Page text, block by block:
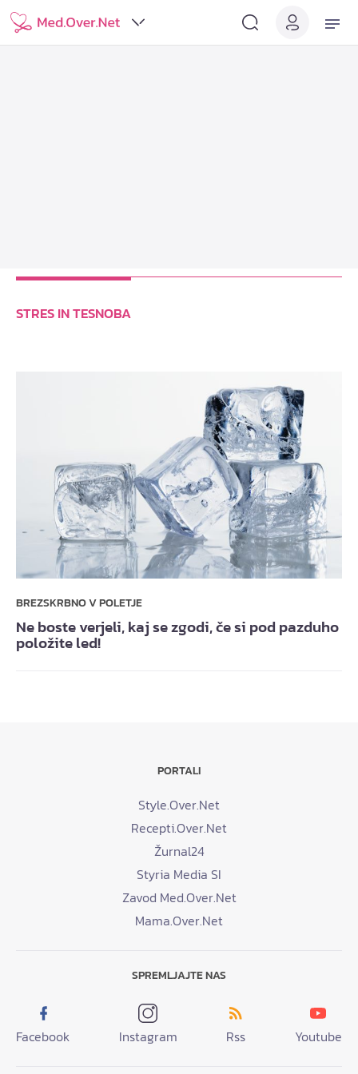
STRES IN TESNOBA
BREZSKRBNO V POLETJE
Ne boste verjeli, kaj se zgodi, če si pod pazduho
položite led!
PORTALI
Style.Over.Net
Recepti.Over.Net
Žurnal24
Styria Media SI
Zavod Med.Over.Net
Mama.Over.Net
SPREMLJAJTE NAS
Facebook Instagram Rss Youtube